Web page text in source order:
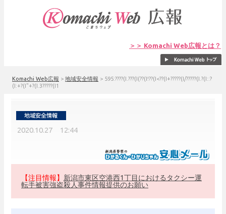
＞＞ Komachi Web広報とは？
Komachi Web広報 > 地域安全情報 > 595:????(I.???(I(??(I!??(I<??(I+?????(I/?????(I.?(I::?
(I:+?(I"+?(I.3?????(I1
2020.10.27 12:44
【注目情報】 新潟市東区空港西1丁目におけるタクシー運
転手被害強盗殺人事件情報提供のお願い